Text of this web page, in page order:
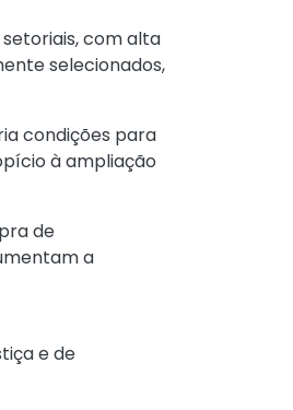
com alta
selecionados,
condições para
à ampliação
de
a
e de